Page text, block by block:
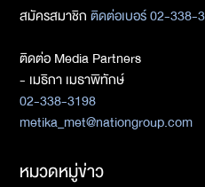
สมัครสมาชิกติดต่อเบอร์ 02-338-
ติดต่อ Media Partners
- เมธิกา เมธาพิทักษ์
02-338-3198
metika_met@nationgroup.com
หมวดหมู่ข่าว